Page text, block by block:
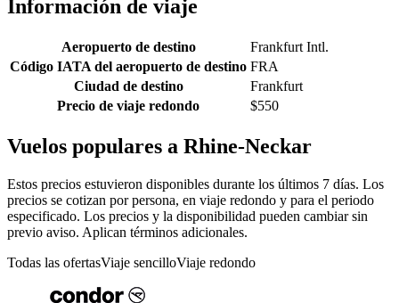
Información de viaje
Aeropuerto de destino
Frankfurt Intl.
Código IATA del aeropuerto de destino FRA
Ciudad de destino
Frankfurt
Precio de viaje redondo
$550
Vuelos populares a Rhine-Neckar
Estos precios estuvieron disponibles durante los últimos 7 días. Los
precios se cotizan por persona, en viaje redondo y para el periodo
especificado. Los precios y la disponibilidad pueden cambiar sin
previo aviso. Aplican términos adicionales.
Todas las ofertasViaje sencilloViaje redondo